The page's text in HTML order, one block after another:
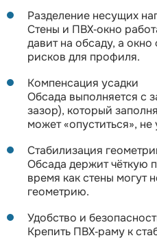
Разделение несущих
Стены и ПВХ‑окно
давит на обсаду, а
рисков для профиля.
Компенсация усадки
Обсада выполняется с
зазор), который
может «опуститься»,
Стабилизация
Обсада держит чёткую
время как стены могут
геометрию.
Удобство и
Крепить ПВХ‑раму к